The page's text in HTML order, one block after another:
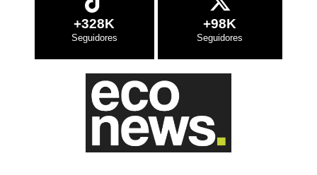
+328K +98K